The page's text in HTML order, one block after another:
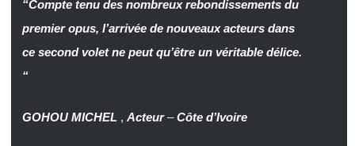
“Compte tenu des nombreux rebondissements du
premier opus, l’arrivée de nouveaux acteurs dans
ce second volet ne peut qu’être un véritable délice.
“
GOHOU MICHEL , Acteur–Côte d’Ivoire